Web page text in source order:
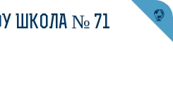
ШКОЛА­­ № 71